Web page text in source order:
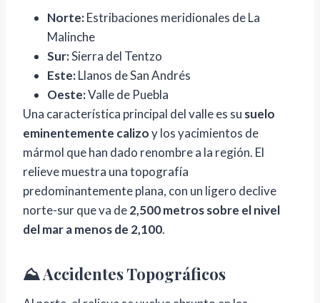
Norte:Estribaciones meridionales de La
Malinche
Sur:Sierra del Tentzo
Este:Llanos de San Andrés
Oeste:Valle de Puebla
Una característica principal del valle es su suelo
eminentemente calizoy los yacimientos de
mármol que han dado renombre a la región. El
relieve muestra una topografía
predominantemente plana, con un ligero declive
norte-sur que va de2,500 metros sobre el nivel
del mar a menos de 2,100.
⛰️ Accidentes Topográficos